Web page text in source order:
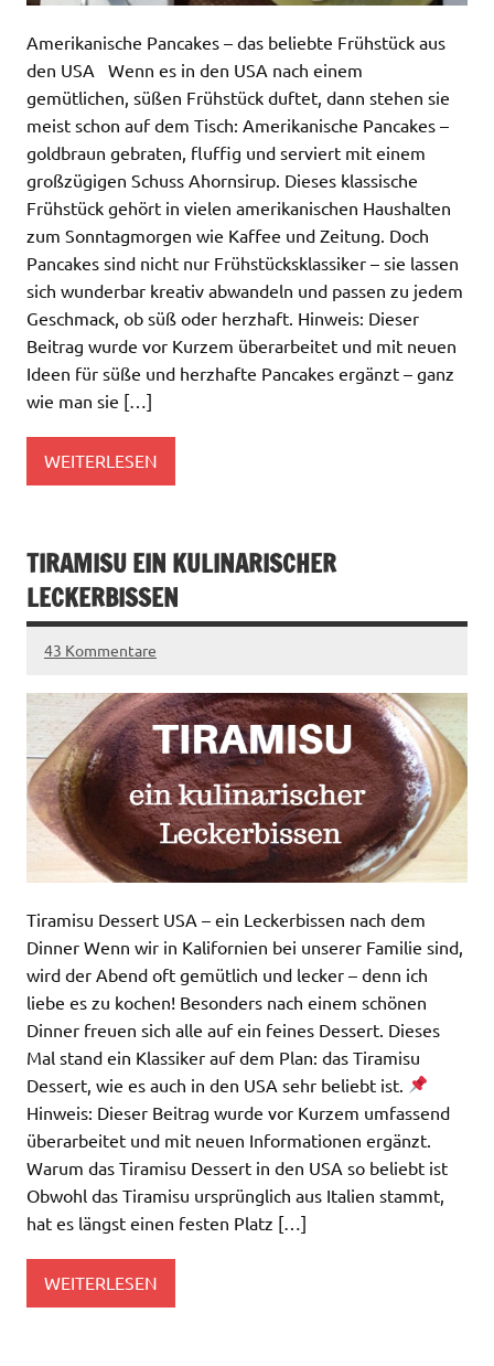
Amerikanische Pancakes – das beliebte Frühstück aus
den USA Wenn es in den USA nach einem
gemütlichen, süßen Frühstück duftet, dann stehen sie
meist schon auf dem Tisch: Amerikanische Pancakes –
goldbraun gebraten, fluffig und serviert mit einem
großzügigen Schuss Ahornsirup. Dieses klassische
Frühstück gehört in vielen amerikanischen Haushalten
zum Sonntagmorgen wie Kaffee und Zeitung. Doch
Pancakes sind nicht nur Frühstücksklassiker – sie lassen
sich wunderbar kreativ abwandeln und passen zu jedem
Geschmack, ob süß oder herzhaft. Hinweis: Dieser
Beitrag wurde vor Kurzem überarbeitet und mit neuen
Ideen für süße und herzhafte Pancakes ergänzt – ganz
wie man sie […]
WEITERLESEN
TIRAMISU EIN KULINARISCHER
LECKERBISSEN
43 Kommentare
Tiramisu Dessert USA – ein Leckerbissen nach dem
Dinner Wenn wir in Kalifornien bei unserer Familie sind,
wird der Abend oft gemütlich und lecker – denn ich
liebe es zu kochen! Besonders nach einem schönen
Dinner freuen sich alle auf ein feines Dessert. Dieses
Mal stand ein Klassiker auf dem Plan: das Tiramisu
Dessert, wie es auch in den USA sehr beliebt ist.
Hinweis: Dieser Beitrag wurde vor Kurzem umfassend
überarbeitet und mit neuen Informationen ergänzt.
Warum das Tiramisu Dessert in den USA so beliebt ist
Obwohl das Tiramisu ursprünglich aus Italien stammt,
hat es längst einen festen Platz […]
WEITERLESEN